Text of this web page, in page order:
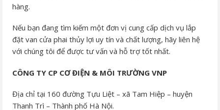
hàng.
Nếu bạn đang tìm kiếm một đơn vị cung cấp dịch vụ lắp
đặt van cửa phai thủy lợi uy tín và chất lượng, hãy liên hệ
với chúng tôi để được tư vấn và hỗ trợ tốt nhất.
CÔNG TY CP CƠ ĐIỆN & MÔI TRƯỜNG VNP
Địa chỉ tại 160 đường Tựu Liệt – xã Tam Hiệp – huyện
Thanh Trì – Thành phố Hà Nội.